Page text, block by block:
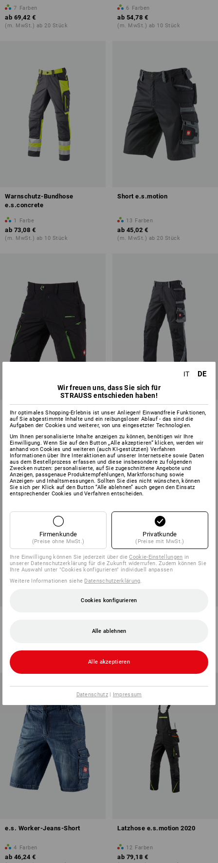
7 Farben
ab 69,42 €
(m. MwSt.) ab 20 Stück
6 Farben
ab 54,78 €
(m. MwSt.) ab 10 Stück
Warnschutz-Bundhose
e.s.concrete
1 Farbe
ab 73,08 €
(m. MwSt.) ab 10 Stück
Short e.s.motion
13 Farben
ab 45,02 €
(m. MwSt.) ab 20 Stück
e.s. Funktions Short Superlite
2 Farben
ab 49,90 €
(m. MwSt.) ab 20 Stück
Bundhose e.s.motion
13 Farben
ab 60,88 €
(m. MwSt.) ab 20 Stück
69,42 €
(m. MwSt.) ab 10 Stück
51,12 €26,83 €
e.s. Worker-Jeans-Short
4 Farben
ab 46,24 €
Latzhose e.s.motion 2020
12 Farben
ab 79,18 €
IT DE
Wir freuen uns, dass Sie sich für
STRAUSS entschieden haben!
Ihr optimales Shopping-Erlebnis ist unser Anliegen! Einwandfreie Funktionen,
auf Sie abgestimmte Inhalte und ein reibungsloser Ablauf - das sind die
Aufgaben der Cookies und weiterer, von uns eingesetzter Technologien.
Um Ihnen personalisierte Inhalte anzeigen zu können, benötigen wir Ihre
Einwilligung. Wenn Sie auf den Button „Alle akzeptieren“ klicken, werden wir
anhand von Cookies und weiteren (auch KI-gestützten) Verfahren
Informationen über Ihre Interaktionen auf unserer Internetseite sowie Daten
aus dem Bestellprozess erfassen und diese insbesondere zu folgenden
Zwecken nutzen: personalisierte, auf Sie zugeschnittene Angebote und
Anzeigen, passgenaue Produktempfehlungen, Marktforschung sowie
Anzeigen- und Inhaltsmessungen. Sollten Sie dies nicht wünschen, können
Sie sich per Klick auf den Button “Alle ablehnen” auch gegen den Einsatz
entsprechender Cookies und Verfahren entscheiden.
Firmenkunde
(Preise ohne MwSt.)
Privatkunde
(Preise mit MwSt.)
Ihre Einwilligung können Sie jederzeit über dieCookie-Einstellungen in
unserer Datenschutzerklärung für die Zukunft widerrufen. Zudem können Sie
Ihre Auswahl unter "Cookies konfigurieren" individuell anpassen
Weitere Informationen siehe Datenschutzerklärung
Cookies konfigurieren
Alle ablehnen
Alle akzeptieren
Datenschutz| Impressum